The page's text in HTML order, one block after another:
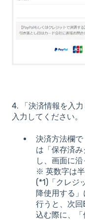
4. 「決済情報を入
入力してください。
決済方法欄
は「保存済
し、画面に
※ 英数字は半
(*1)「クレジ
降使用する
行うと、次
込む際に、